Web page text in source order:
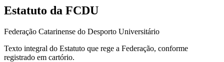
Estatuto da FCDU
Federação Catarinense do Desporto Universitário
Texto integral do Estatuto que rege a Federação, conforme
registrado em cartório.